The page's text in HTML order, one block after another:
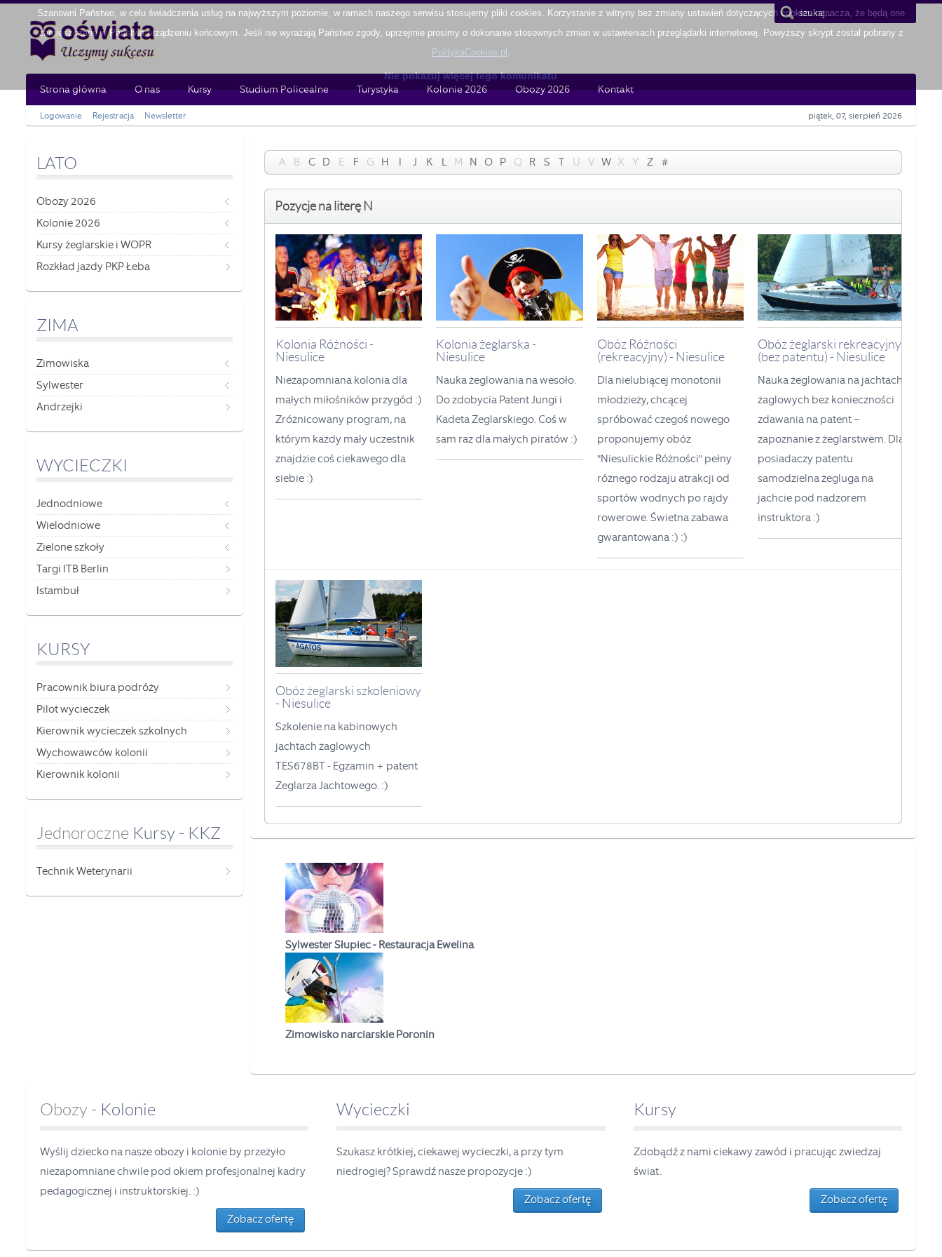
Strona główna O nas Kursy Studium Policealne Turystyka Kolonie 2026 Obozy 2026 Kontakt
Logowanie Rejestracja Newsletter piątek, 07, sierpień 2026
A B C D E F G H I J K L M N O P Q R S T U V W X Y Z #
Pozycje na literę N
Kolonia Różności -
Niesulice
Niezapomniana kolonia dla
małych miłośników przygód :)
Zróżnicowany program, na
którym każdy mały uczestnik
znajdzie coś ciekawego dla
siebie :)
Kolonia żeglarska -
Niesulice
Nauka żeglowania na wesoło.
Do zdobycia Patent Jungi i
Kadeta Żeglarskiego. Coś w
sam raz dla małych piratów :)
Obóz Różności
(rekreacyjny) - Niesulice
Dla nielubiącej monotonii
młodzieży, chcącej
spróbować czegoś nowego
proponujemy obóz
"Niesulickie Różności" pełny
różnego rodzaju atrakcji od
sportów wodnych po rajdy
rowerowe. Świetna zabawa
gwarantowana :) :)
Obóz żeglarski rekreacyjny
(bez patentu) - Niesulice
Nauka żeglowania na jachtach
żaglowych bez konieczności
zdawania na patent –
zapoznanie z żeglarstwem. Dla
posiadaczy patentu
samodzielna żegluga na
jachcie pod nadzorem
instruktora:)
Obóz żeglarski szkoleniowy
- Niesulice
Szkolenie na kabinowych
jachtach żaglowych
TES678BT - Egzamin + patent
Żeglarza Jachtowego. :)
Sylwester Słupiec - Restauracja Ewelina
Zimowisko narciarskie Poronin
LATO
Obozy 2026
Kolonie 2026
Kursy żeglarskie i WOPR
Rozkład jazdy PKP Łeba
ZIMA
Zimowiska
Sylwester
Andrzejki
WYCIECZKI
Jednodniowe
Wielodniowe
Zielone szkoły
Targi ITB Berlin
Istambuł
KURSY
Pracownik biura podróży
Pilot wycieczek
Kierownik wycieczek szkolnych
Wychowawców kolonii
Kierownik kolonii
Jednoroczne Kursy - KKZ
Technik Weterynarii
Obozy - Kolonie
Wyślij dziecko na nasze obozy i kolonie by przeżyło
niezapomniane chwile pod okiem profesjonalnej kadry
pedagogicznej i instruktorskiej. :)
Zobacz ofertę
Wycieczki
Szukasz krótkiej, ciekawej wycieczki, a przy tym
niedrogiej? Sprawdź nasze propozycje :)
Zobacz ofertę
Kursy
Zdobądź z nami ciekawy zawód i pracując zwiedzaj
świat.
Zobacz ofertę
Szanowni Państwo, w celu świadczenia usług na najwyższym poziomie, w ramach naszego serwisu stosujemy pliki cookies. Korzystanie z witryny bez zmiany ustawień dotyczących cookies oznacza, że będą one
zamieszczane w Państwa urządzeniu końcowym. Jeśli nie wyrażają Państwo zgody, uprzejmie prosimy o dokonanie stosownych zmian w ustawieniach przeglądarki internetowej. Powyższy skrypt został pobrany z
PolitykaCookies.pl .
Nie pokazuj więcej tego komunikatu